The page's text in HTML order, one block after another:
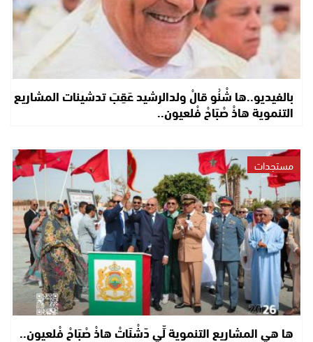
بالفيديو..ها شْنُو قالْ ولدالرشيد عَقِبَ تدشينات المشاريع
التنموية هاذْ صْبَاحْ فْلعيون..
مستجدات
ها هي المشاريع التنموية لِّي دّشْنَاتْ هاذْ صْبَاحْ فْلعيون..